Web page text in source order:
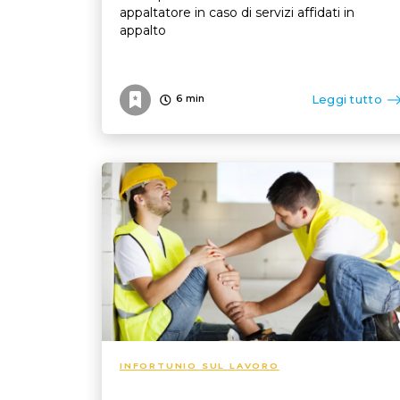
appaltatore in caso di servizi affidati in
appalto
6 min Leggi tutto
INFORTUNIO SUL LAVORO